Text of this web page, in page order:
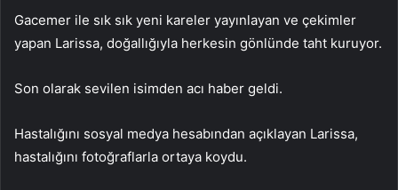
Gacemer ile sık sık yeni kareler yayınlayan ve çekimler
yapan Larissa, doğallığıyla herkesin gönlünde taht kuruyor.
Son olarak sevilen isimden acı haber geldi.
Hastalığını sosyal medya hesabından açıklayan Larissa,
hastalığını fotoğraflarla ortaya koydu.